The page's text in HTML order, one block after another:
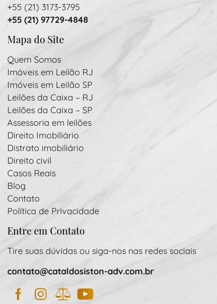
+55 (21) 3173-3795
+55 (21) 97729-4848
Mapa do Site
Quem Somos
Imóveis em Leilão RJ
Imóveis em Leilão SP
Leilões da Caixa – RJ
Leilões da Caixa – SP
Assessoria em leilões
Direito Imobiliário
Distrato imobiliário
Direito civil
Casos Reais
Blog
Contato
Política de Privacidade
Entre em Contato
Tire suas dúvidas ou siga-nos nas redes sociais
contato@cataldosiston-adv.com.br
Facebook
Instagram
JusBrasil
YouTube